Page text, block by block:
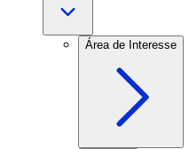
Área de Interesse